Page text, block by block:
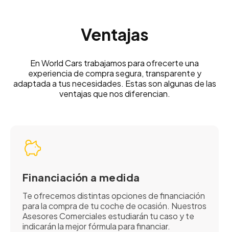
Ventajas
En World Cars trabajamos para ofrecerte una
experiencia de compra segura, transparente y
adaptada a tus necesidades. Estas son algunas de las
ventajas que nos diferencian.
Financiación a medida
Te ofrecemos distintas opciones de financiación
para la compra de tu coche de ocasión. Nuestros
Asesores Comerciales estudiarán tu caso y te
indicarán la mejor fórmula para financiar.